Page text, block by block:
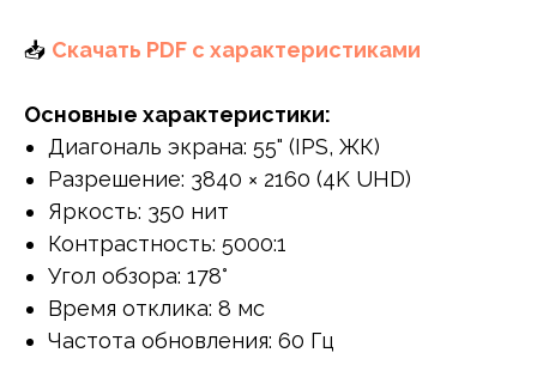
📥 Скачать PDF с характеристиками
Основные характеристики:
Диагональ экрана: 55" (IPS, ЖК)
Разрешение: 3840 × 2160 (4K UHD)
Яркость: 350 нит
Контрастность: 5000:1
Угол обзора: 178°
Время отклика: 8 мс
Частота обновления: 60 Гц